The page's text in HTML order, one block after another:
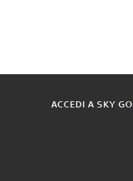
ACCEDI A SKY GO